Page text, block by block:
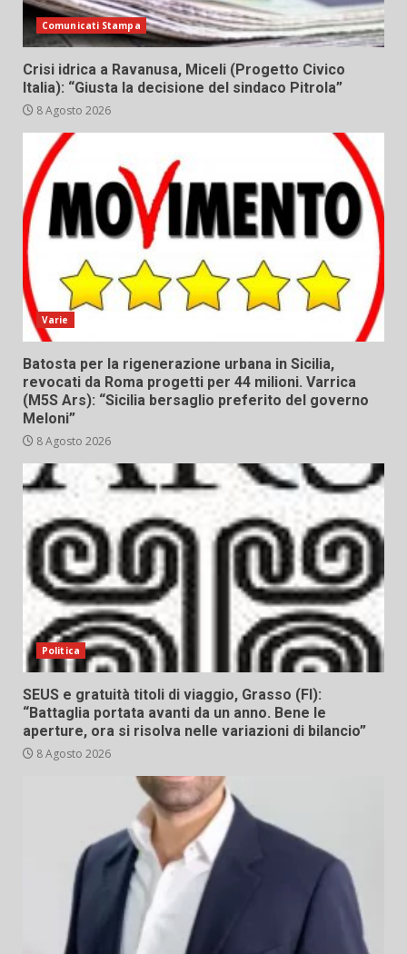
Comunicati Stampa
Crisi idrica a Ravanusa, Miceli (Progetto Civico
Italia): “Giusta la decisione del sindaco Pitrola”
8 Agosto 2026
Varie
Batosta per la rigenerazione urbana in Sicilia,
revocati da Roma progetti per 44 milioni. Varrica
(M5S Ars): “Sicilia bersaglio preferito del governo
Meloni”
8 Agosto 2026
Politica
SEUS e gratuità titoli di viaggio, Grasso (FI):
“Battaglia portata avanti da un anno. Bene le
aperture, ora si risolva nelle variazioni di bilancio”
8 Agosto 2026